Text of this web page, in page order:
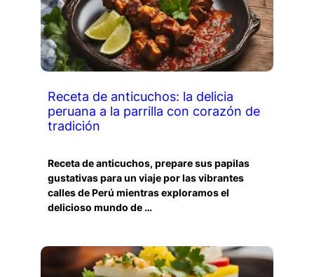
Receta de anticuchos: la delicia
peruana a la parrilla con corazón de
tradición
Receta de anticuchos, prepare sus papilas
gustativas para un viaje por las vibrantes
calles de Perú mientras exploramos el
delicioso mundo de …